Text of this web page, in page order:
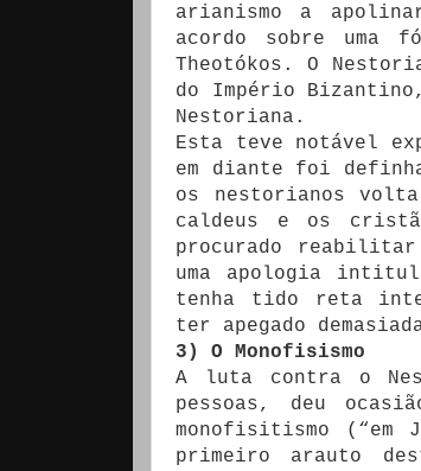
arianismo a
acordo sobre uma
Theotókos. O
do Império
Nestoriana.
Esta teve notável
em diante foi
os nestorianos
caldeus e os
procurado
uma apologia
tenha tido reta
ter apegado
3) O Monofisismo
A luta contra o
pessoas, deu
monofisitismo (“em
primeiro arauto